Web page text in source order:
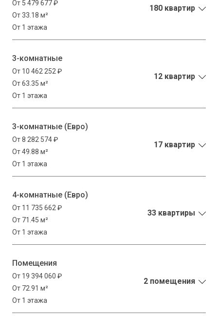
От 5 479 677 ₽
От 33.18 м²
От 1 этажа
180 квартир
3-комнатные
От 10 462 252 ₽
От 63.35 м²
От 1 этажа
12 квартир
3-комнатные (Евро)
От 8 282 574 ₽
От 49.88 м²
От 1 этажа
17 квартир
4-комнатные (Евро)
От 11 735 662 ₽
От 71.45 м²
От 1 этажа
33 квартиры
Помещения
От 19 394 060 ₽
От 72.91 м²
От 1 этажа
2 помещения